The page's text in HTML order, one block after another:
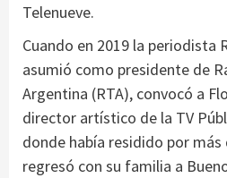
Telenueve.
Cuando en 2019 la periodista
asumió como presidente de
Argentina (RTA), convocó a
director artístico de la TV
donde había residido por más
regresó con su familia a